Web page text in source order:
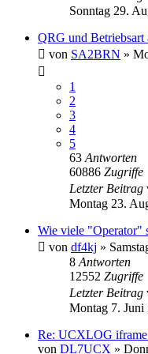
Sonntag 29.
QRG und
von SA2BRN »
1
2
3
4
5
63 Antworten
60886 Zugriffe
Letzter Beitrag
Montag 23.
Wie viele "Operator"
von df4kj »
8 Antworten
12552 Zugriffe
Letzter Beitrag
Montag 7. Juni
Re: UCXLOG iframe
von DL7UCX »